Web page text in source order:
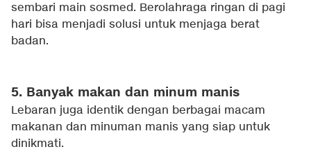
sembari main sosmed. Berolahraga ringan di pagi
hari bisa menjadi solusi untuk menjaga berat
badan.
5. Banyak makan dan minum manis
Lebaran juga identik dengan berbagai macam
makanan dan minuman manis yang siap untuk
dinikmati.